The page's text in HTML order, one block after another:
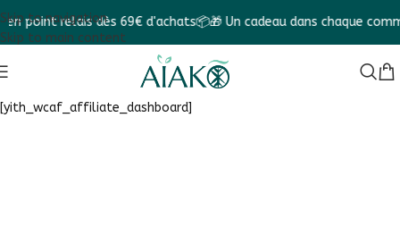
Skip to navigation
Skip to main content
en point relais dès 69€ d'achats📦🎁 Un cadeau dans chaque
[yith_wcaf_affiliate_dashboard]